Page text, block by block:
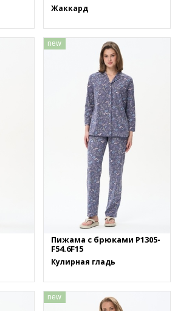
Жаккард
new
Пижама с брюками P1305-
F54.6F15
Кулирная гладь
new